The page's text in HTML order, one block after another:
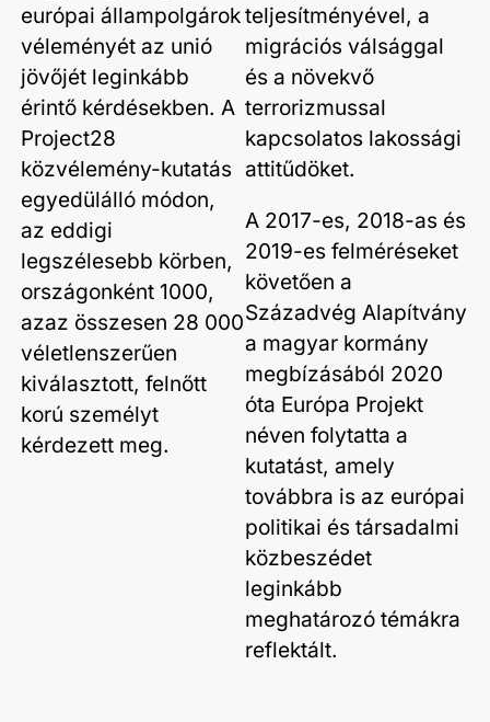
európai állampolgárok
véleményét az unió
jövőjét leginkább
érintő kérdésekben. A
Project28
közvélemény-kutatás
egyedülálló módon,
az eddigi
legszélesebb körben,
országonként 1000,
azaz összesen 28 000
véletlenszerűen
kiválasztott, felnőtt
korú személyt
kérdezett meg.
teljesítményével, a
migrációs válsággal
és a növekvő
terrorizmussal
kapcsolatos lakossági
attitűdöket.
A 2017-es, 2018-as és
2019-es felméréseket
követően a
Századvég Alapítvány
a magyar kormány
megbízásából 2020
óta Európa Projekt
néven folytatta a
kutatást, amely
továbbra is az európai
politikai és társadalmi
közbeszédet
leginkább
meghatározó témákra
reflektált.